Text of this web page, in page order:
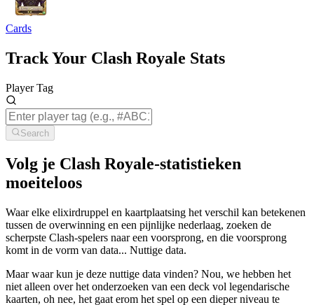
Cards
Track Your Clash Royale Stats
Player Tag
Search
Volg je Clash Royale-statistieken
moeiteloos
Waar elke elixirdruppel en kaartplaatsing het verschil kan betekenen
tussen de overwinning en een pijnlijke nederlaag, zoeken de
scherpste Clash-spelers naar een voorsprong, en die voorsprong
komt in de vorm van data... Nuttige data.
Maar waar kun je deze nuttige data vinden? Nou, we hebben het
niet alleen over het onderzoeken van een deck vol legendarische
kaarten, oh nee, het gaat erom het spel op een dieper niveau te